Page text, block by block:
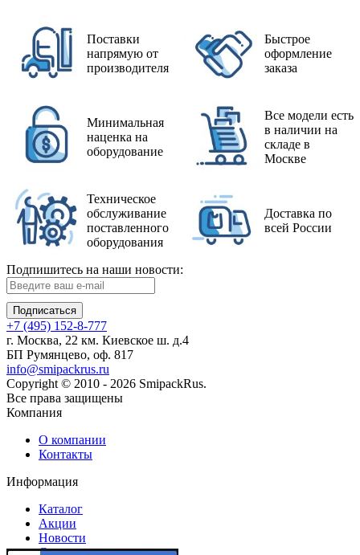
Поставки
напрямую от
производителя
Быстрое
оформление
заказа
Минимальная
наценка на
оборудование
Все модели есть
в наличии на
складе в
Москве
Техническое
обслуживание
поставленного
оборудования
Доставка по
всей России
Подпишитесь на наши новости:
Подписаться
+7 (495) 152-8-777
г. Москва, 22 км. Киевское ш. д.4
БП Румянцево, оф. 817
info@smipackrus.ru
Copyright © 2010 - 2026 SmipackRus.
Все права защищены
Компания
О компании
Контакты
Информация
Каталог
Акции
Новости
Статьи